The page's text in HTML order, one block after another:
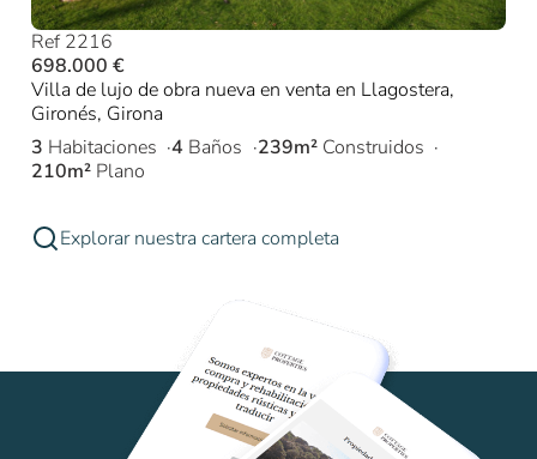
Ref 2216
698.000 €
Villa de lujo de obra nueva en venta en Llagostera,
Gironés, Girona
3 Habitaciones 4 Baños 239m² Construidos
210m² Plano
Explorar nuestra cartera completa